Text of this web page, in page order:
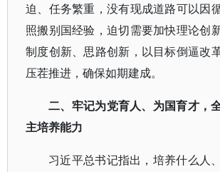
迫、任务繁重，没有现成道路可以因
照搬别国经验，迫切需要加快理论创
制度创新、思路创新，以目标倒逼改
压茬推进，确保如期建成。
二、牢记为党育人、为国育才，
主培养能力
习近平总书记指出，培养什么人